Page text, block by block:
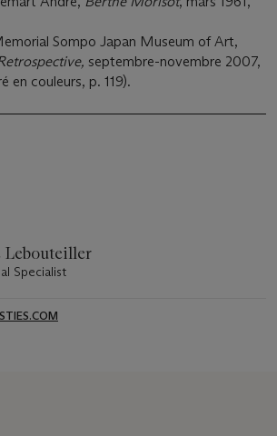
Sompo Japan Museum of Art,
septembre-novembre 2007,
en couleurs, p. 119).
Specialist